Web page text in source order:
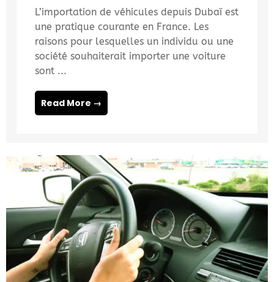
L’importation de véhicules depuis Dubaï est
une pratique courante en France. Les
raisons pour lesquelles un individu ou une
société souhaiterait importer une voiture
sont ...
Read More →